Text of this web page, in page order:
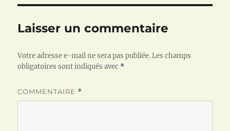
Laisser un commentaire
Votre adresse e-mail ne sera pas publiée. Les champs
obligatoires sont indiqués avec *
COMMENTAIRE *